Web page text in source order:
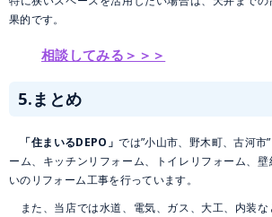
果的です。
相談してみる＞＞＞
5.まとめ
「住まいるDEPO」では”小山市、野木町、古河市
ーム、キッチンリフォーム、トイレリフォーム、
いのリフォーム工事を行っています。
また、当店では水道、電気、ガス、大工、内装